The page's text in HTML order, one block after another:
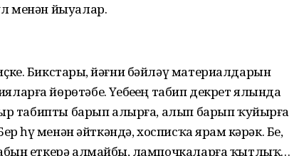
менән йыуалар.
Бикстарҙы, йәғни бәйләү материалдарын
йөрөтәбеҙ. Үҙебеҙҙең табип декрет ялында
табипты барып алырға, алып барып ҡуйырға
һүҙ менән әйткәндә, хосписҡа ярҙам кәрәк. Беҙ,
еткерә алмайбыҙ, лампочкаларға ҡытлыҡ…